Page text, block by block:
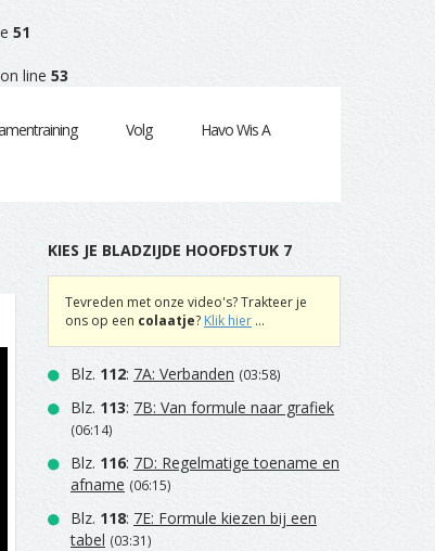
51
on line 53
Volg Havo Wis A
KIES JE BLADZIJDE HOOFDSTUK 7
Tevreden met onze video's? Trakteer je
ons op een colaatje? Klik hier ...
Blz. 112: 7A: Verbanden (03:58)
Blz. 113: 7B: Van formule naar grafiek
(06:14)
Blz. 116: 7D: Regelmatige toename en
afname (06:15)
Blz. 118: 7E: Formule kiezen bij een
tabel (03:31)